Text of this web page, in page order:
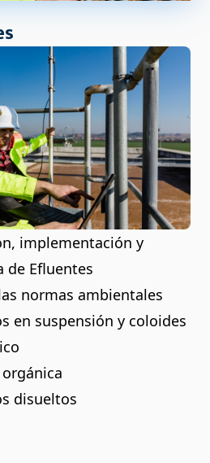
implementación y
de Efluentes
normas ambientales
en suspensión y coloides
disueltos